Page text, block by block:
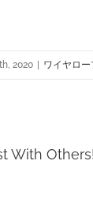
2020 ワイヤロー
With Others!